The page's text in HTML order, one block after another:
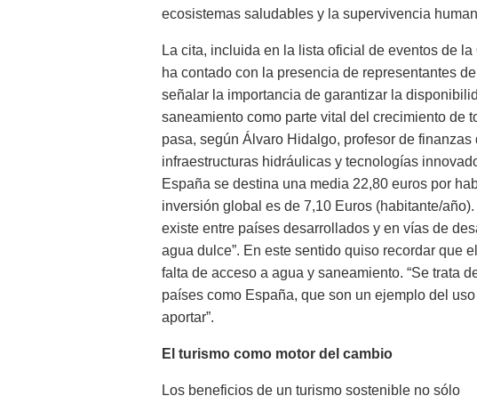
ecosistemas saludables y la supervivencia
La cita, incluida en la lista oficial de eventos de
ha contado con la presencia de representantes
señalar la importancia de garantizar la
saneamiento como parte vital del crecimiento de
pasa, según Álvaro Hidalgo, profesor de
infraestructuras hidráulicas y tecnologías
España se destina una media 22,80 euros por
inversión global es de 7,10 Euros (habitante/
existe entre países desarrollados y en vías de
agua dulce”. En este sentido quiso recordar que
falta de acceso a agua y saneamiento. “Se trata
países como España, que son un ejemplo del
aportar”.
El turismo como motor del cambio
Los beneficios de un turismo sostenible no sólo